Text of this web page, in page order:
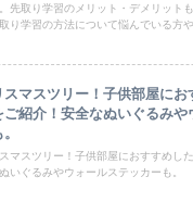
先取り学習のメリット・デメリット
り学習の方法について悩んでいる方
スマスツリー！子供部屋にお
ご紹介！安全なぬいぐるみや
マスツリー！子供部屋におすすめし
いぐるみやウォールステッカーも。